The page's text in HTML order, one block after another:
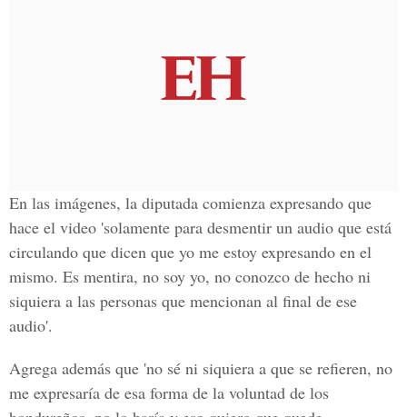
En las imágenes, la diputada comienza expresando que
hace el video 'solamente para desmentir un audio que está
circulando que dicen que yo me estoy expresando en el
mismo. Es mentira, no soy yo, no conozco de hecho ni
siquiera a las personas que mencionan al final de ese
audio'.
Agrega además que 'no sé ni siquiera a que se refieren, no
me expresaría de esa forma de la voluntad de los